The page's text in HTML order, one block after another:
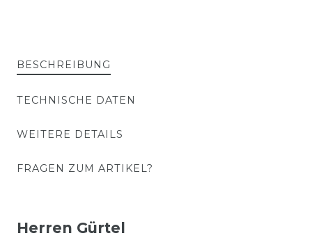
BESCHREIBUNG
TECHNISCHE DATEN
WEITERE DETAILS
FRAGEN ZUM ARTIKEL?
Herren Gürtel